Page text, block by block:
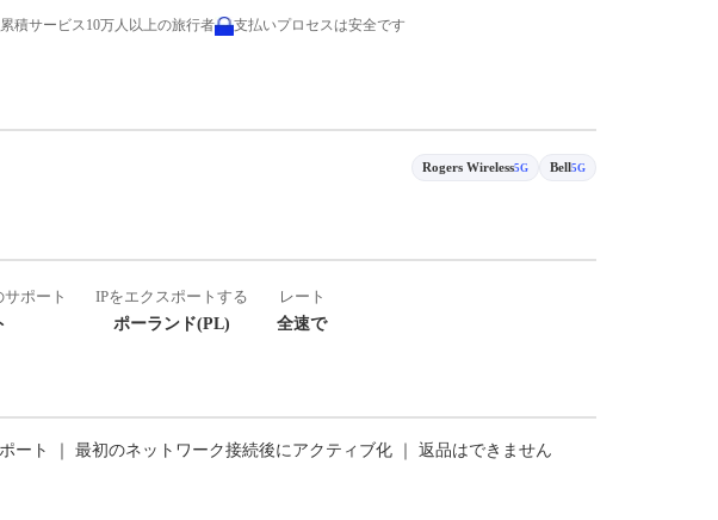
累積サービス10万人以上の旅行者 支払いプロセスは安全です
Rogers Wireless5G Bell5G
ポート
IPをエクスポートする
ポーランド(PL)
レート
全速で
ート ｜ 最初のネットワーク接続後にアクティブ化 ｜ 返品はできません